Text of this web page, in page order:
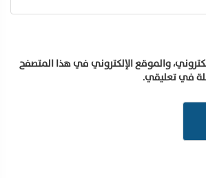
والموقع الإلكتروني في هذا المتصفح
في تعليقي.